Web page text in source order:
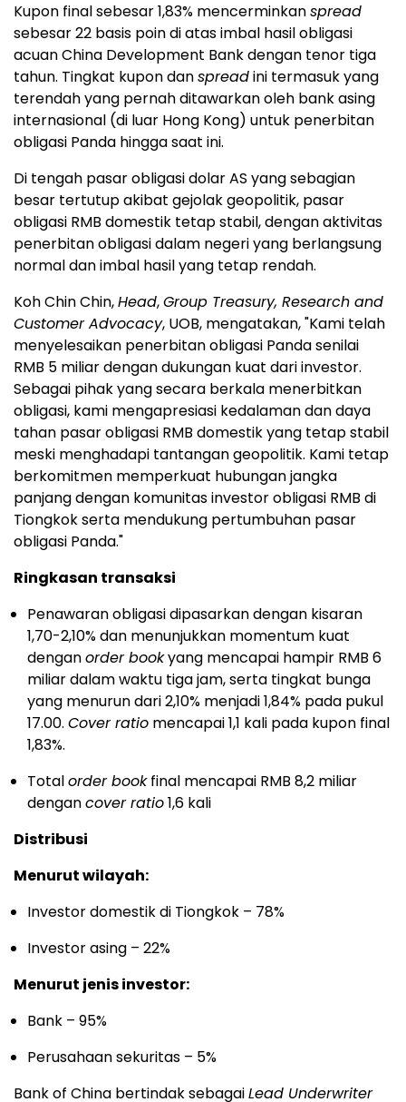
Kupon final sebesar 1,83% mencerminkanspread
sebesar 22 basis poin di atas imbal hasil obligasi
acuan China Development Bank dengan tenor tiga
tahun. Tingkat kupon danspreadini termasuk yang
terendah yang pernah ditawarkan oleh bank asing
internasional (di luar Hong Kong) untuk penerbitan
obligasi Panda hingga saat ini.
Di tengah pasar obligasi dolar AS yang sebagian
besar tertutup akibat gejolak geopolitik, pasar
obligasi RMB domestik tetap stabil, dengan aktivitas
penerbitan obligasi dalam negeri yang berlangsung
normal dan imbal hasil yang tetap rendah.
Koh Chin Chin,Head,Group Treasury, Research and
Customer Advocacy, UOB, mengatakan, "Kami telah
menyelesaikan penerbitan obligasi Panda senilai
RMB 5 miliar dengan dukungan kuat dari investor.
Sebagai pihak yang secara berkala menerbitkan
obligasi, kami mengapresiasi kedalaman dan daya
tahan pasar obligasi RMB domestik yang tetap stabil
meski menghadapi tantangan geopolitik. Kami tetap
berkomitmen memperkuat hubungan jangka
panjang dengan komunitas investor obligasi RMB di
Tiongkok serta mendukung pertumbuhan pasar
obligasi Panda."
Ringkasan transaksi
Penawaran obligasi dipasarkan dengan kisaran
1,70-2,10% dan menunjukkan momentum kuat
denganorder bookyang mencapai hampir RMB 6
miliar dalam waktu tiga jam, serta tingkat bunga
yang menurun dari 2,10% menjadi 1,84% pada pukul
17.00. Cover ratio mencapai 1,1 kali pada kupon final
1,83%.
Totalorder bookfinal mencapai RMB 8,2 miliar
dengancover ratio1,6 kali
Distribusi
Menurut wilayah:
Investor domestik di Tiongkok – 78%
Investor asing – 22%
Menurut jenis investor:
Bank – 95%
Perusahaan sekuritas – 5%
Bank of China bertindak sebagaiLead Underwriter